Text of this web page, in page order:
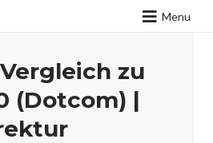
Menu
zu
(Dotcom) |